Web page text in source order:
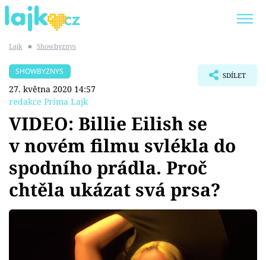
SHOPAHOLICADEL
Témata
Showbyznys
Youtubeři
Lajk ■ Showbyznys
SHOWBYZNYS
27. května 2020 14:57
redakce Prima Lajk
SDÍLET
VIDEO: Billie Eilish se
v novém filmu svlékla do
spodního prádla. Proč
chtěla ukázat svá prsa?